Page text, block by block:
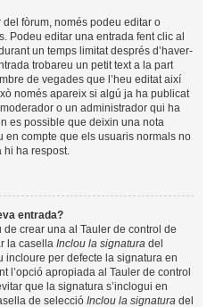
fòrum, només podeu editar o
Podeu editar una entrada fent clic al
un temps limitat després d’haver-
trobareu un petit text a la part
de vegades que l’heu editat així
només apareix si algú ja ha publicat
o un administrador qui ha
es possible que deixin una nota
en compte que els usuaris normals no
ha respost.
entrada?
crear una al Tauler de control de
la casella Inclou la signatura del
incloure per defecte la signatura en
l’opció apropiada al Tauler de control
que la signatura s’inclogui en
de selecció Inclou la signatura del